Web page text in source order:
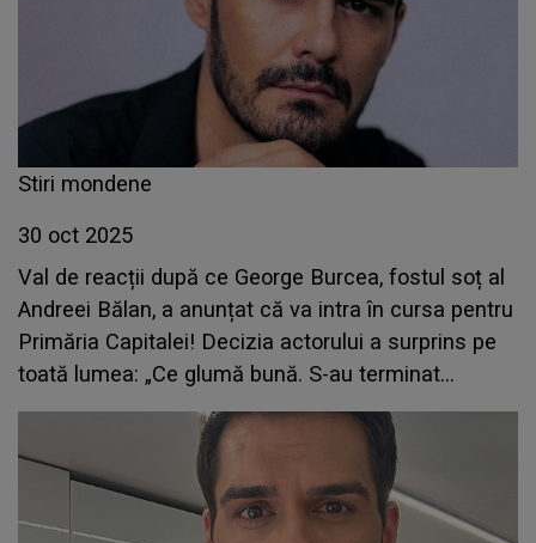
Stiri mondene
30 oct 2025
Val de reacții după ce George Burcea, fostul soț al
Andreei Bălan, a anunțat că va intra în cursa pentru
Primăria Capitalei! Decizia actorului a surprins pe
toată lumea: „Ce glumă bună. S-au terminat
filmele?”